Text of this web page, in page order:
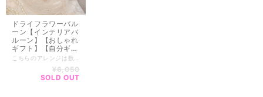
ドライフラワーバル
ーン【インテリアバ
ルーン】【おしゃれ
ギフト】【自分ギフ
ト】
¥6,050
SOLD OUT